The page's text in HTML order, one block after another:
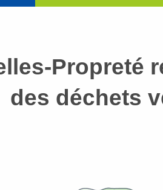
Propreté
des déchets